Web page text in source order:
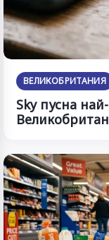
ВЕЛИКОБРИТАНИЯ
Sky пусна